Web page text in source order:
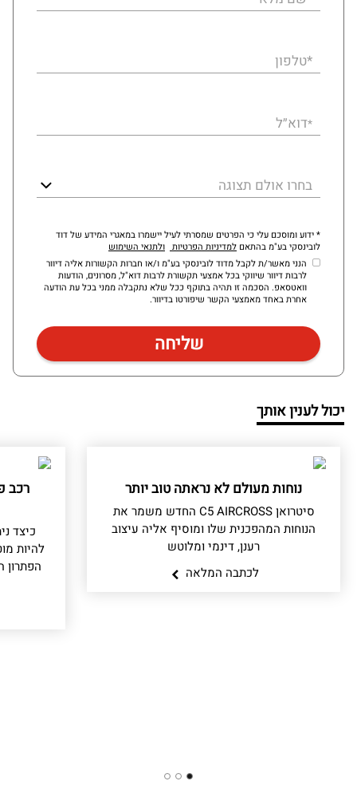
*טלפון
*דוא״ל
בחרו אולם תצוגה
* ידוע ומוסכם עלי כי הפרטים שמסרתי לעיל יישמרו במאגרי המידע של דוד
לובינסקי בע"מ בהתאםלמדיניות הפרטיות ולתנאי השימוש
הנני מאשר/ת לקבל מדוד לובינסקי בע"מ ו/או חברות הקשורות אליה דיוור
לרבות דיוור שיווקי בכל אמצעי תקשורת לרבות דוא"ל, מסרונים, הודעות
וואטסאפ. הסכמה זו תהיה בתוקף ככל שלא נתקבלה ממני בכל עת הודעה
אחרת באחד מאמצעי הקשר שיפורטו בדיוור.
יכול לענין אותך
נוחות מעולם לא נראתה טוב יותר
סיטרואן C5 AIRCROSS החדש משמר את
הנוחות המהפכנית שלו ומוסיף אליה עיצוב
רענן, דינמי ומלוטש
לכתבה המלאה
רכב
כיצד
להיות
1
2
3